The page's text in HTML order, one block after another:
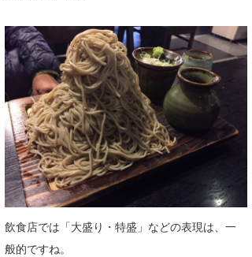
飲食店では「大盛り・特盛」などの表現は、一
般的ですね。